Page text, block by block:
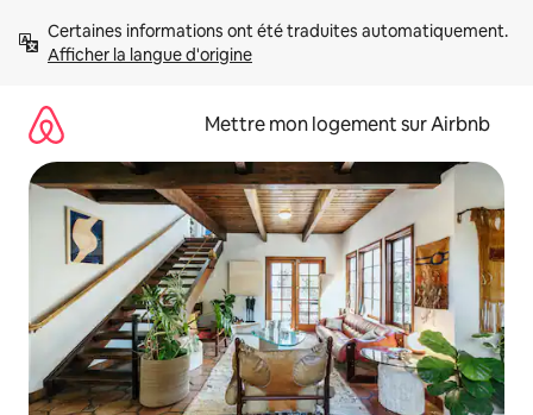
directement
Afficher la langue d'origine
Mettre mon logement sur Airbnb